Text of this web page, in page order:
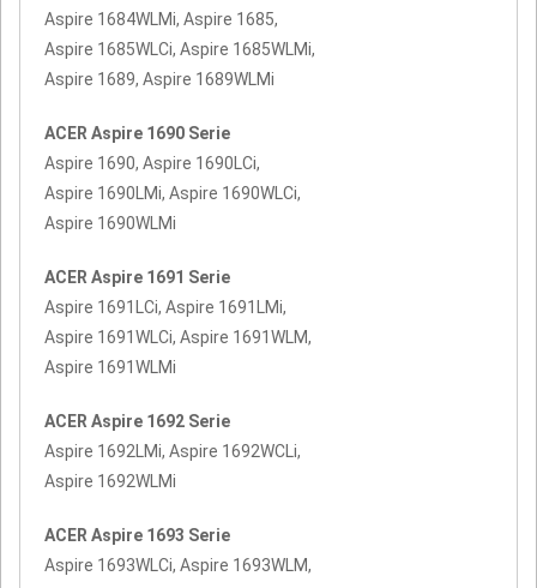
Aspire 1684WLMi, Aspire 1685,
Aspire 1685WLCi, Aspire 1685WLMi,
Aspire 1689, Aspire 1689WLMi
ACER Aspire 1690 Serie
Aspire 1690, Aspire 1690LCi,
Aspire 1690LMi, Aspire 1690WLCi,
Aspire 1690WLMi
ACER Aspire 1691 Serie
Aspire 1691LCi, Aspire 1691LMi,
Aspire 1691WLCi, Aspire 1691WLM,
Aspire 1691WLMi
ACER Aspire 1692 Serie
Aspire 1692LMi, Aspire 1692WCLi,
Aspire 1692WLMi
ACER Aspire 1693 Serie
Aspire 1693WLCi, Aspire 1693WLM,